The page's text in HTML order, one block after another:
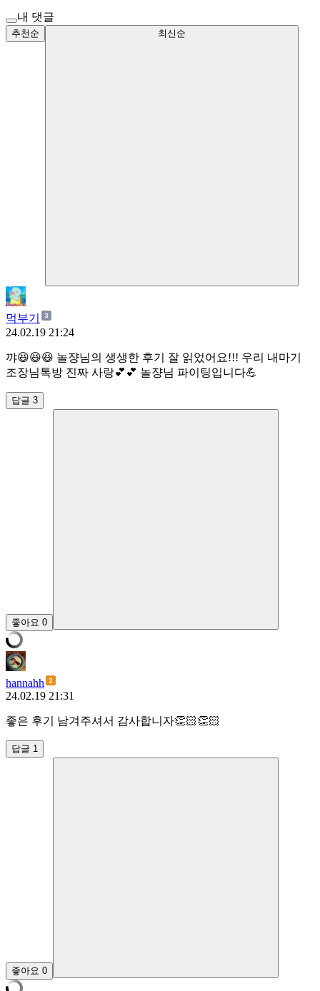
내 댓글
추천순 최신순
먹부기
24.02.19 21:24
꺄😆😆😆 놀쟝님의 생생한 후기 잘 읽었어요!!! 우리 내마기
조장님톡방 진짜 사랑💕💕 놀쟝님 파이팅입니다💪
답글 3
좋아요 0
hannahh
24.02.19 21:31
좋은 후기 남겨주셔서 감사합니자👏🏻👏🏻
답글 1
좋아요 0